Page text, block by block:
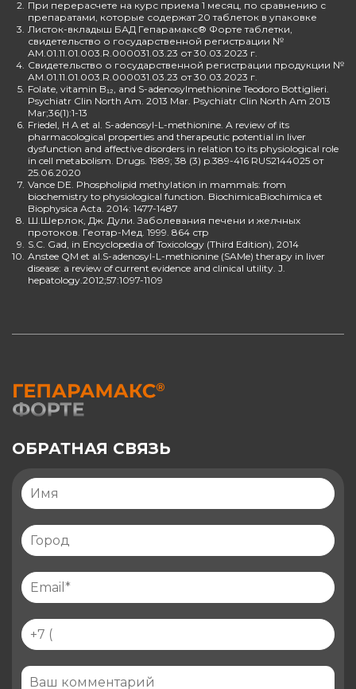
2. При перерасчете на курс приема 1 месяц, по сравнению с
препаратами, которые содержат 20 таблеток в упаковке
3. Листок-вкладыш БАД Гепарамакс® Форте таблетки,
свидетельство о государственной регистрации №
AM.01.11.01.003.R.000031.03.23 от 30.03.2023 г.
4. Свидетельство о государственной регистрации продукции №
AM.01.11.01.003.R.000031.03.23 от 30.03.2023 г.
5. Folate, vitamin B₁₂, and S-adenosylmethionine Teodoro Bottiglieri.
Psychiatr Clin North Am. 2013 Mar. Psychiatr Clin North Am 2013
Mar;36(1):1-13
6. Friedel, H A et al. S-adenosyl-L-methionine. A review of its
pharmacological properties and therapeutic potential in liver
dysfunction and affective disorders in relation to its physiological role
in cell metabolism. Drugs. 1989; 38 (3) p.389-416 RUS2144025 от
25.06.2020
7. Vance DE. Phospholipid methylation in mammals: from
biochemistry to physiological function. BiochimicaBiochimica et
Biophysica Acta. 2014: 1477-1487
8. Ш.Шерлок, Дж. Дули. Заболевания печени и желчных
протоков. Геотар-Мед. 1999. 864 стр
9. S.C. Gad, in Encyclopedia of Toxicology (Third Edition), 2014
10. Anstee QM et al.S-adenosyl-L-methionine (SAMe) therapy in liver
disease: a review of current evidence and clinical utility. J.
hepatology.2012;57:1097-1109
ОБРАТНАЯ СВЯЗЬ